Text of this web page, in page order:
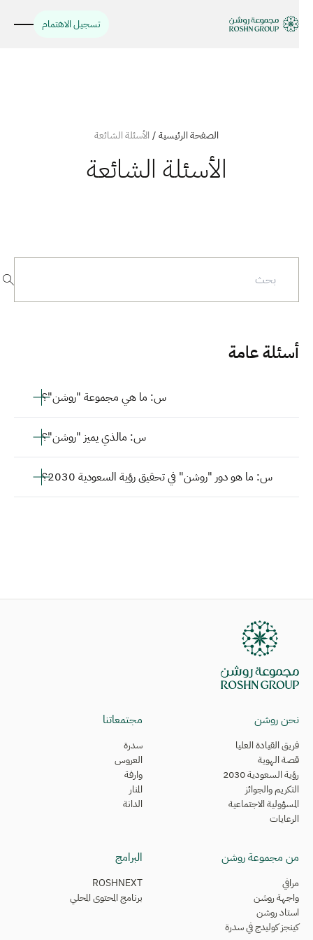
تسجيل الاهتمام
الصفحة الرئيسية/ الأسئلة الشائعة
الأسئلة الشائعة
أسئلة عامة
س: ما هي مجموعة "روشن"؟
س: مالذي يميز "روشن"؟
س: ما هو دور "روشن" في تحقيق رؤية السعودية 2030؟
نحن روشن
فريق القيادة العليا
قصة الهوية
رؤية السعودية 2030
التكريم والجوائز
المسؤولية الاجتماعية
الرعايات
مجتمعاتنا
سدرة
العروس
وارفة
المنار
الدانة
من مجموعة روشن
مرافي
واجهة روشن
استاد روشن
كينجز كوليدج في سدرة
البرامج
ROSHNEXT
برنامج المحتوى المحلي